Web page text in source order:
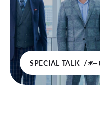
SPECIAL TALK ボー